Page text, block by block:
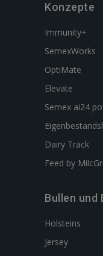
Konzepte
Immunity+
SemexWorks
OptiMate
Elevate
Semex ai24
Dairy Track
Feed by
Bullen und
Holsteins
Jersey